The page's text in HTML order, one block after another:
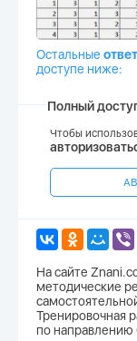
Остальные
доступе ниже:
Полный
Чтобы
На сайте
методические
Тренировочная
по направлению